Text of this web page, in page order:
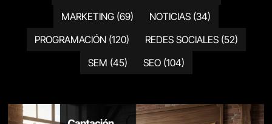
MARKETING (69) NOTICIAS (34)
PROGRAMACIÓN (120) REDES SOCIALES (52)
SEM (45) SEO (104)